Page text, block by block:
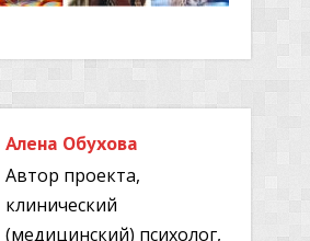
Алена Обухова
Автор проекта,
клинический
(медицинский) психолог,